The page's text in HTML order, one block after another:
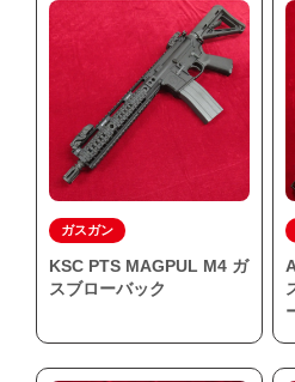
かんたん
お申込みフ
くれいも屋に
会社概要
スタッフ紹介
スタッフブログ
オンラインショップ
ガスガン
KSC PTS MAGPUL M4 ガ
スブローバック